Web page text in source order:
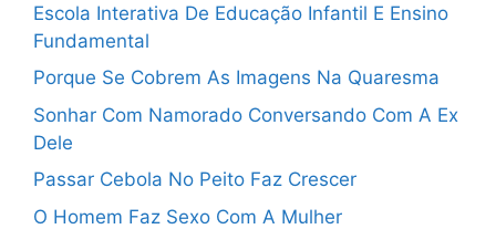
Escola Interativa De Educação Infantil E Ensino
Fundamental
Porque Se Cobrem As Imagens Na Quaresma
Sonhar Com Namorado Conversando Com A Ex
Dele
Passar Cebola No Peito Faz Crescer
O Homem Faz Sexo Com A Mulher